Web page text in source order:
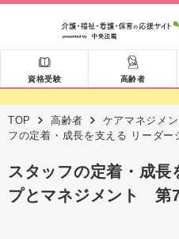
資格受験 高齢者
TOP 高齢者 ケアマネジメ
フの定着・成長を支える リーダ
スタッフの定着・成長
プとマネジメント 第